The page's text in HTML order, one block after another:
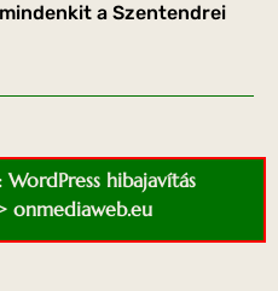
a Szentendrei
hibajavítás
onmediaweb.eu